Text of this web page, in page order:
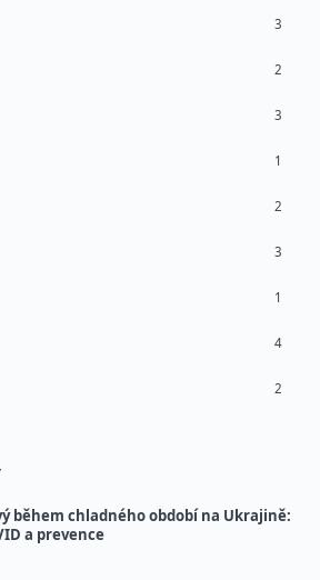
3
2
3
1
2
3
1
4
2
během chladného období na Ukrajině:
a prevence